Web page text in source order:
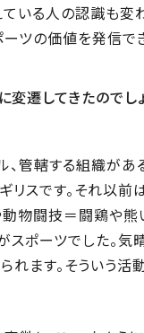
いる人の認識も
ツの価値を発信で
遷してきたのでし
管轄する組織が
リスです。それ以
物闘技＝闘鶏や熊
ポーツでした。気
ます。そういう